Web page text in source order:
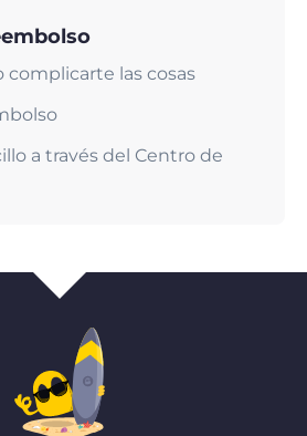
complicarte las cosas
a través del Centro de